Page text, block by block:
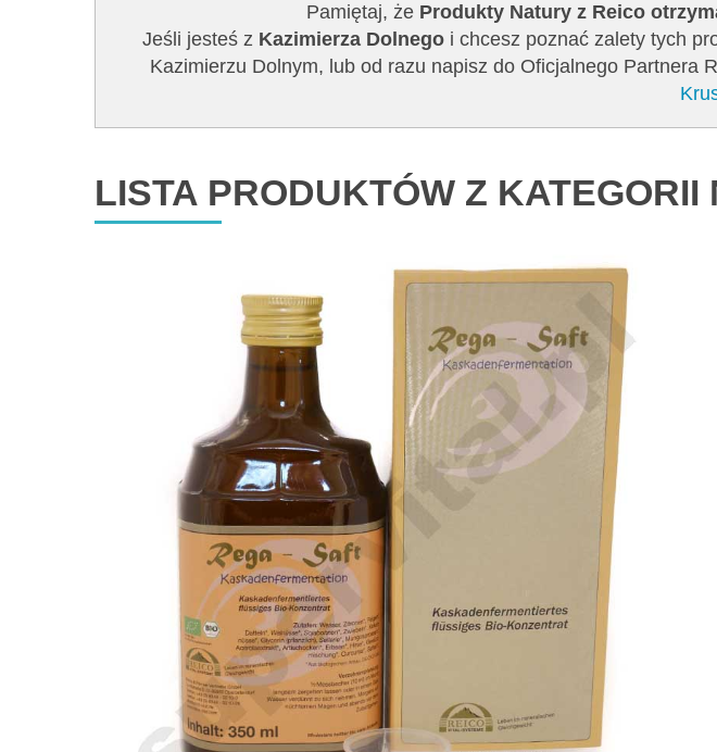
Pamiętaj, że Produkty Natury z Reico
Jeśli jesteś z Kazimierza Dolnegoi chcesz poznać zalety tych
Kazimierzu Dolnym, lub od razu napisz do Oficjalnego Partnera
LISTA PRODUKTÓW Z KATEGORII